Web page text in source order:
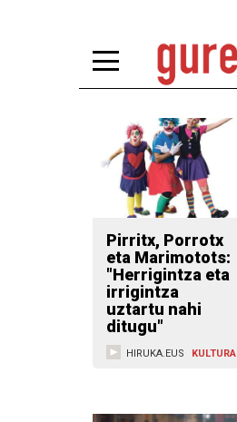
Pirritx, Porrotx
eta Marimotots:
"Herrigintza eta
irrigintza
uztartu nahi
ditugu"
HIRUKA.EUS KULTURA